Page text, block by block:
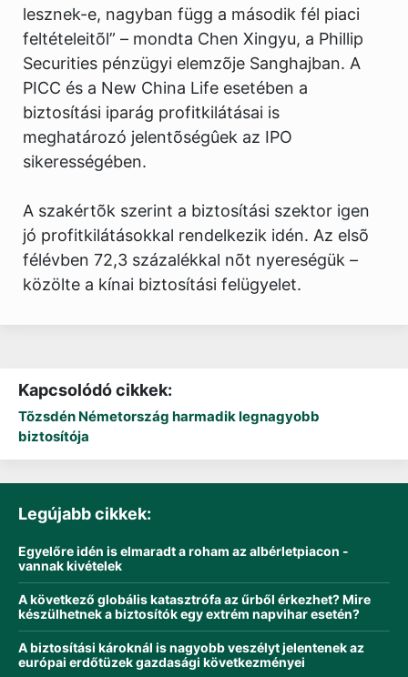
lesznek-e, nagyban függ a második fél piaci
feltételeitõl” – mondta Chen Xingyu, a Phillip
Securities pénzügyi elemzõje Sanghajban. A
PICC és a New China Life esetében a
biztosítási iparág profitkilátásai is
meghatározó jelentõségûek az IPO
sikerességében.
A szakértõk szerint a biztosítási szektor igen
jó profitkilátásokkal rendelkezik idén. Az elsõ
félévben 72,3 százalékkal nõt nyereségük –
közölte a kínai biztosítási felügyelet.
Kapcsolódó cikkek:
Tõzsdén Németország harmadik legnagyobb
biztosítója
Legújabb cikkek:
Egyelőre idén is elmaradt a roham az albérletpiacon -
vannak kivételek
A következő globális katasztrófa az űrből érkezhet? Mire
készülhetnek a biztosítók egy extrém napvihar esetén?
A biztosítási károknál is nagyobb veszélyt jelentenek az
európai erdőtüzek gazdasági következményei